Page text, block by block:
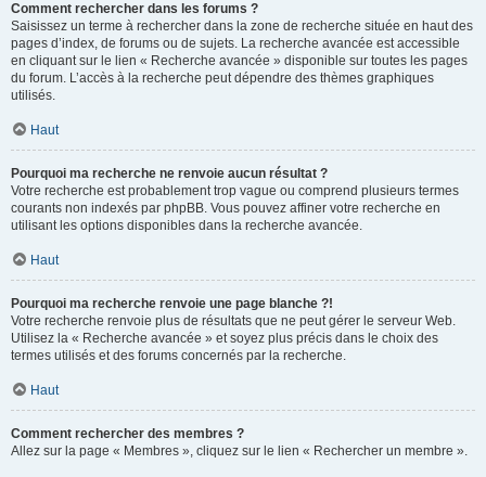
Comment rechercher dans les forums ?
Saisissez un terme à rechercher dans la zone de recherche située en haut des
pages d’index, de forums ou de sujets. La recherche avancée est accessible
en cliquant sur le lien « Recherche avancée » disponible sur toutes les pages
du forum. L’accès à la recherche peut dépendre des thèmes graphiques
utilisés.
Haut
Pourquoi ma recherche ne renvoie aucun résultat ?
Votre recherche est probablement trop vague ou comprend plusieurs termes
courants non indexés par phpBB. Vous pouvez affiner votre recherche en
utilisant les options disponibles dans la recherche avancée.
Haut
Pourquoi ma recherche renvoie une page blanche ?!
Votre recherche renvoie plus de résultats que ne peut gérer le serveur Web.
Utilisez la « Recherche avancée » et soyez plus précis dans le choix des
termes utilisés et des forums concernés par la recherche.
Haut
Comment rechercher des membres ?
Allez sur la page « Membres », cliquez sur le lien « Rechercher un membre ».